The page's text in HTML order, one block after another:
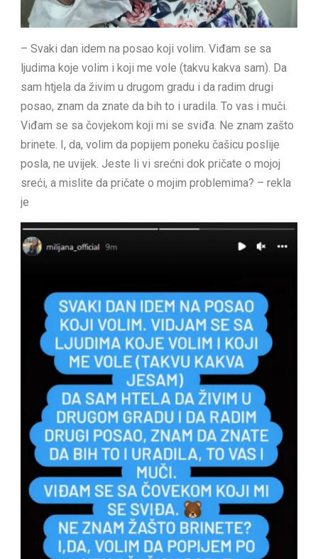
– Svaki dan idem na posao koji volim. Viđam se sa
ljudima koje volim i koji me vole (takvu kakva sam). Da
sam htjela da živim u drugom gradu i da radim drugi
posao, znam da znate da bih to i uradila. To vas i muči.
Viđam se sa čovjekom koji mi se sviđa. Ne znam zašto
brinete. I, da, volim da popijem poneku čašicu poslije
posla, ne uvijek. Jeste li vi srećni dok pričate o mojoj
sreći, a mislite da pričate o mojim problemima? – rekla
je